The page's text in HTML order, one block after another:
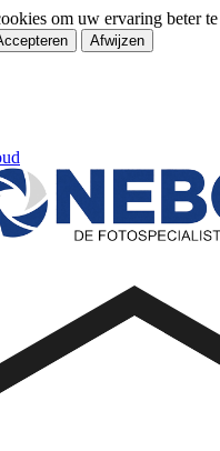
om uw ervaring beter
Afwijzen